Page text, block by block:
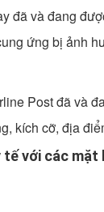
đã và đang
ứng bị ảnh
Post đã và
kích cỡ, địa
với các mặt